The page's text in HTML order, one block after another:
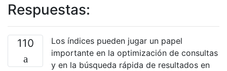
Respuestas:
110
Los índices pueden jugar un papel
importante en la optimización de consultas
y en la búsqueda rápida de resultados en